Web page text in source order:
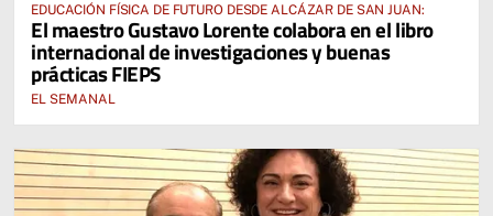
EDUCACIÓN FÍSICA DE FUTURO DESDE ALCÁZAR DE SAN JUAN:
El maestro Gustavo Lorente colabora en el libro
internacional de investigaciones y buenas
prácticas FIEPS
EL SEMANAL